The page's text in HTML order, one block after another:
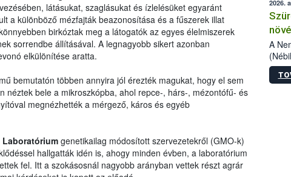
látásukat, szaglásukat és ízlelésüket egyaránt
a különböző mézfajták beazonosítása és a fűszerek illat
birkóztak meg a látogatók az egyes élelmiszerek
sorrendbe állításával. A legnagyobb sikert azonban
elkülönítése aratta.
bemutatón többen annyira jól érezték magukat, hogy el sem
néztek bele a mikroszkópba, ahol repce-, hárs-, mézontófű- és
megnézhették a mérgező, káros és egyéb
genetikailag módosított szervezetekről (GMO-k)
hallgatták idén is, ahogy minden évben, a laboratórium
fel. Itt a szokásosnál nagyobb arányban vettek részt agrár
2026.
A